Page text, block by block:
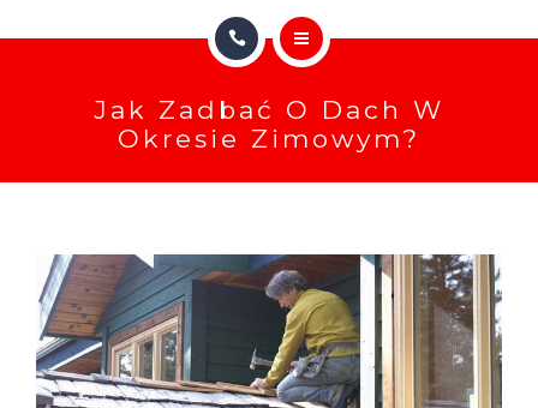
OFERTA DACHÓW I OKIEN
RYNNY
O NAS
GALERIA
Jak Zadbać O Dach W
Okresie Zimowym?